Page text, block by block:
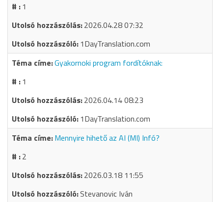
1
2026.04.28 07:32
1DayTranslation.com
Gyakornoki program fordítóknak:
1
2026.04.14 08:23
1DayTranslation.com
Mennyire hihető az AI (MI) Infó?
2
2026.03.18 11:55
Stevanovic Iván